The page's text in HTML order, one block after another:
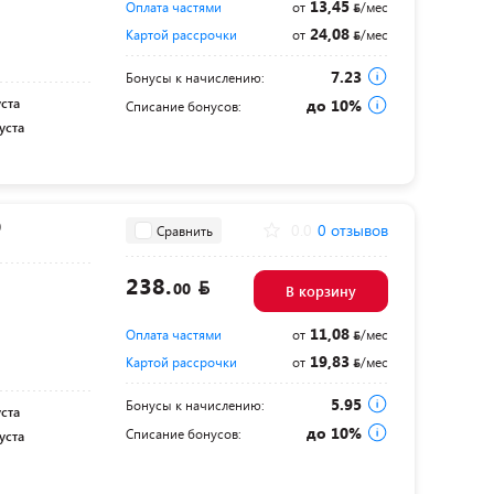
Оплата частями от13,45
/мес
Картой рассрочки
от24,08 /мес
Бонусы к начислению: 7.23
Списание бонусов: до 10%
Сравнить 0 отзывов
238.00 В корзину
Оплата частями от11,08
/мес
Картой рассрочки
от19,83 /мес
Бонусы к начислению: 5.95
Списание бонусов: до 10%